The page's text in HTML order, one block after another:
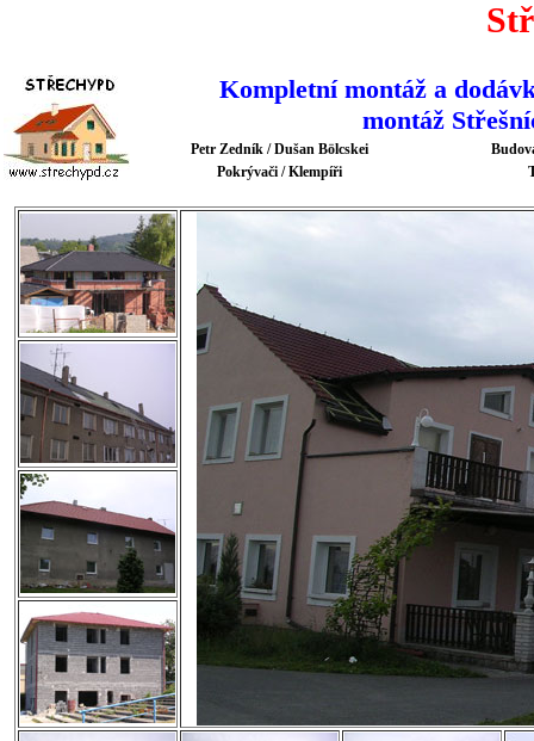
Kompletní montáž a
montáž
Petr Zedník / Dušan Bölcskei
Pokrývači / Klempíři